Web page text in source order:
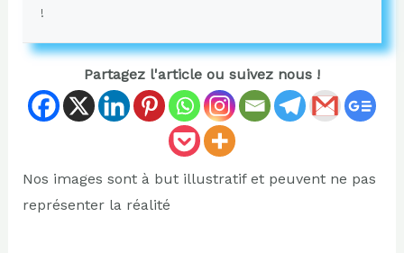
!
Partagez l'article ou suivez nous !
Nos images sont à but illustratif et peuvent ne pas
représenter la réalité